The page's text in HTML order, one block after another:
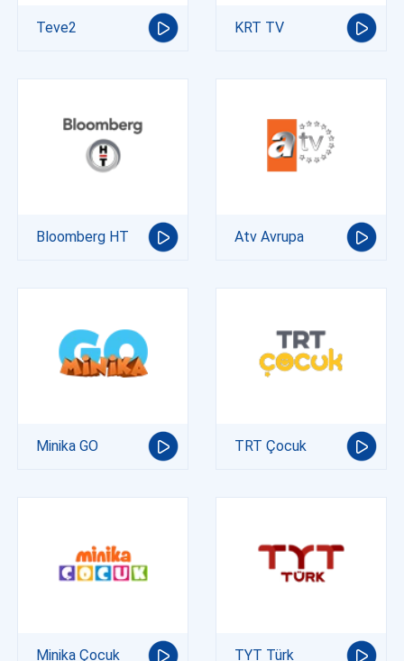
Teve2 KRT TV
Bloomberg HT Atv Avrupa
Minika GO TRT Çocuk
Minika Çocuk TYT Türk